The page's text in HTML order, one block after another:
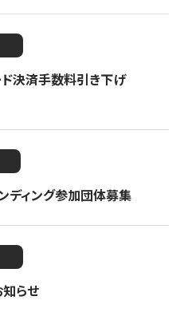
ド決済手数料引き下げ
ディング参加団体募集
らせ